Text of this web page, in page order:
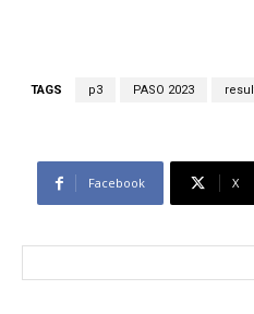
TAGS p3 PASO 2023
Facebook X